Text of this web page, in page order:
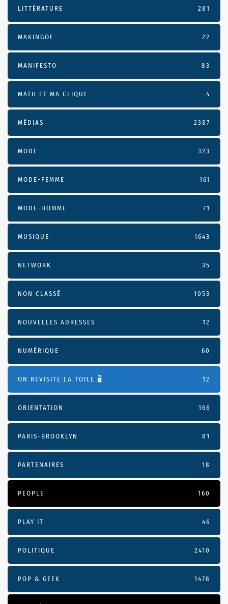
LITTÉRATURE 281
MAKINGOF 22
MANIFESTO 83
MATH ET MA CLIQUE 4
MÉDIAS 2387
MODE 323
MODE-FEMME 161
MODE-HOMME 71
MUSIQUE 1643
NETWORK 35
NON CLASSÉ 1053
NOUVELLES ADRESSES 12
NUMÉRIQUE 60
ON REVISITE LA TOILE 🖥️ 12
ORIENTATION 166
PARIS-BROOKLYN 81
PARTENAIRES 18
PEOPLE 160
PLAY IT 46
POLITIQUE 2410
POP & GEEK 1478